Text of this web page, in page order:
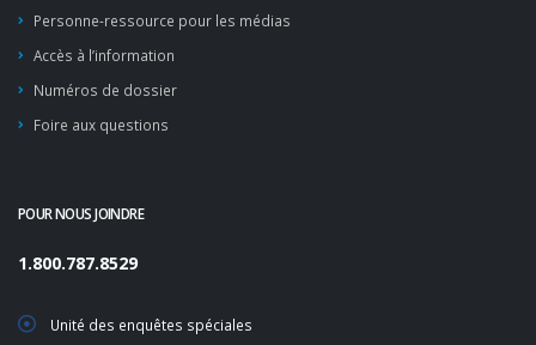
Personne-ressource pour les médias
Accès à l’information
Numéros de dossier
Foire aux questions
POUR NOUS JOINDRE
1.800.787.8529
Unité des enquêtes spéciales